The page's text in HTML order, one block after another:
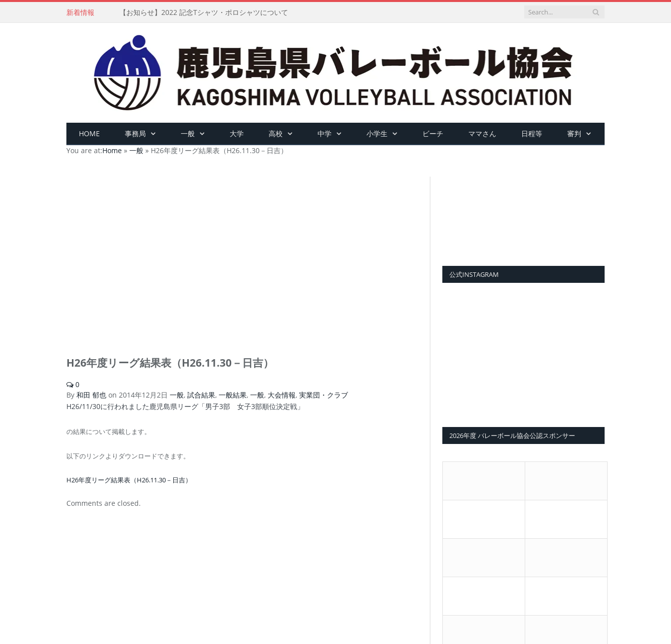
新着情報 【お知らせ】2022 記念Tシャツ・ポロシャツについて
HOME 事務局 一般 大学 高校 中学 小学生 ビーチ ママさん 日程等
審判
You are at:Home » 一般 » H26年度リーグ結果表（H26.11.30－日吉）
H26年度リーグ結果表（H26.11.30－日吉）
0
By 和田 郁也 on 2014年12月2日 一般, 試合結果, 一般結果, 一般, 大会情報, 実業団・クラブ
H26/11/30に行われました鹿児島県リーグ「男子3部 女子3部順位決定戦」
の結果について掲載します。
以下のリンクよりダウンロードできます。
H26年度リーグ結果表（H26.11.30－日吉）
Comments are closed.
公式INSTAGRAM
2026年度 バレーボール協会公認スポンサー